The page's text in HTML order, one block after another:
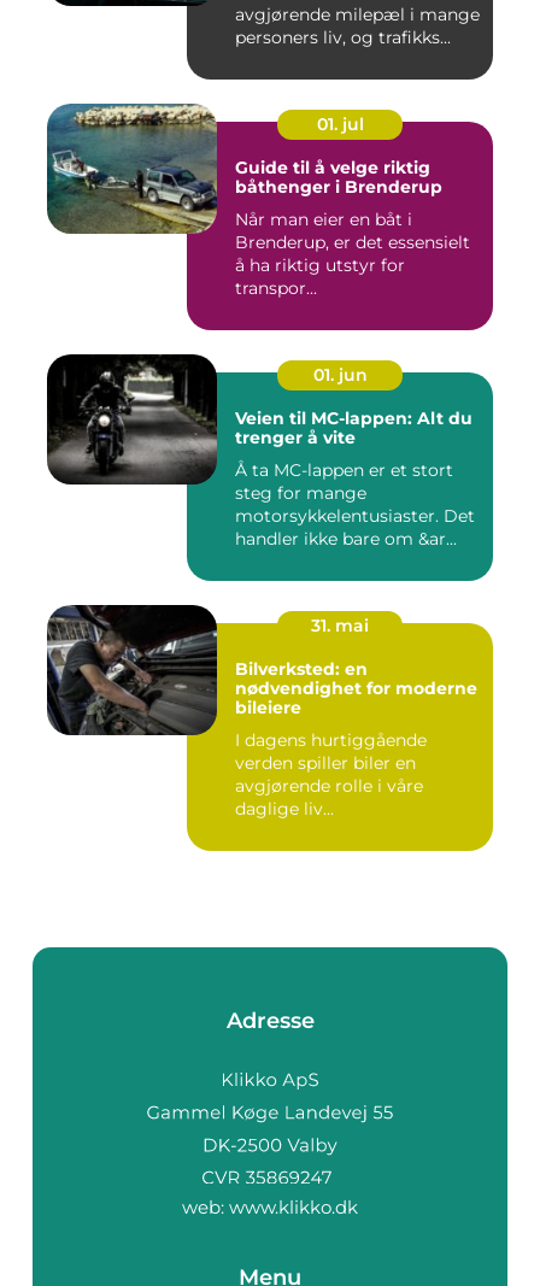
avgjørende milepæl i mange
personers liv, og trafikks...
01. jul
Guide til å velge riktig
båthenger i Brenderup
Når man eier en båt i
Brenderup, er det essensielt
å ha riktig utstyr for
transpor...
01. jun
Veien til MC-lappen: Alt du
trenger å vite
Å ta MC-lappen er et stort
steg for mange
motorsykkelentusiaster. Det
handler ikke bare om &ar...
31. mai
Bilverksted: en
nødvendighet for moderne
bileiere
I dagens hurtiggående
verden spiller biler en
avgjørende rolle i våre
daglige liv...
Adresse
web: www.klikko.dk
Menu